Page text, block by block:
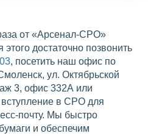
от «Арсенал-СРО»
достаточно позвонить
, посетить наш офис по
ул. Октябрьской
3, офис 332А или
в СРО для
почту. Мы быстро
и обеспечим